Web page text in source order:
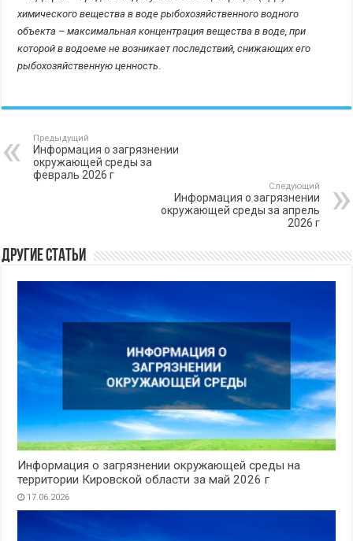
химического вещества в воде рыбохозяйственного водного
объекта – максимальная концентрация вещества в воде, при
которой в водоеме не возникает последствий, снижающих его
рыбохозяйственную ценность.
Предыдущий
Информация о загрязнении
окружающей среды за
февраль 2026 г
Следующий
Информация о загрязнении
окружающей среды за апрель
2026 г
Другие статьи
Информация о загрязнении окружающей среды на
территории Кировской области за май 2026 г
17.06.2026